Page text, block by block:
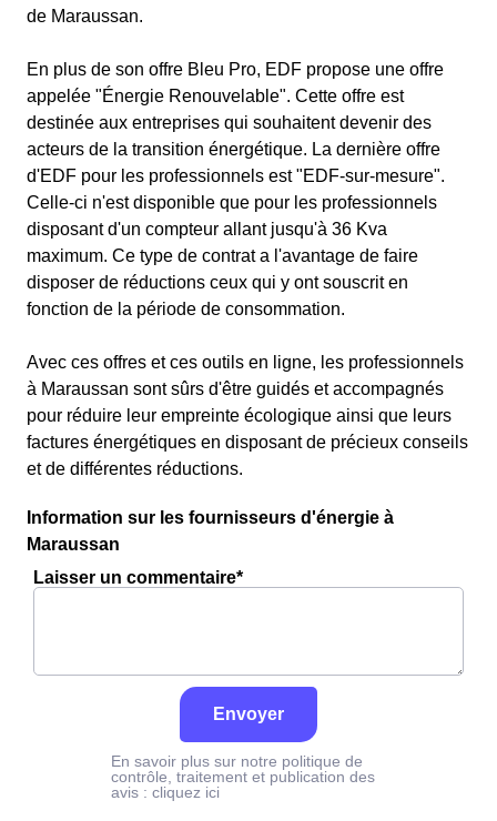
de Maraussan.
En plus de son offre Bleu Pro, EDF propose une offre
appelée "Énergie Renouvelable". Cette offre est
destinée aux entreprises qui souhaitent devenir des
acteurs de la transition énergétique. La dernière offre
d'EDF pour les professionnels est "EDF-sur-mesure".
Celle-ci n'est disponible que pour les professionnels
disposant d'un compteur allant jusqu'à 36 Kva
maximum. Ce type de contrat a l'avantage de faire
disposer de réductions ceux qui y ont souscrit en
fonction de la période de consommation.
Avec ces offres et ces outils en ligne, les professionnels
à Maraussan sont sûrs d'être guidés et accompagnés
pour réduire leur empreinte écologique ainsi que leurs
factures énergétiques en disposant de précieux conseils
et de différentes réductions.
Information sur les fournisseurs d'énergie à
Maraussan
Laisser un commentaire*
Envoyer
En savoir plus sur notre politique de
contrôle, traitement et publication des
avis : cliquez ici